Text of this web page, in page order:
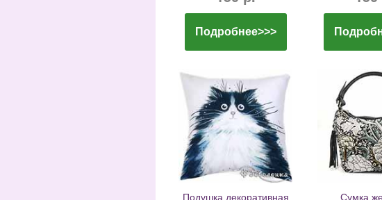
Подробнее>>>
Подушка декоративная
Сумка